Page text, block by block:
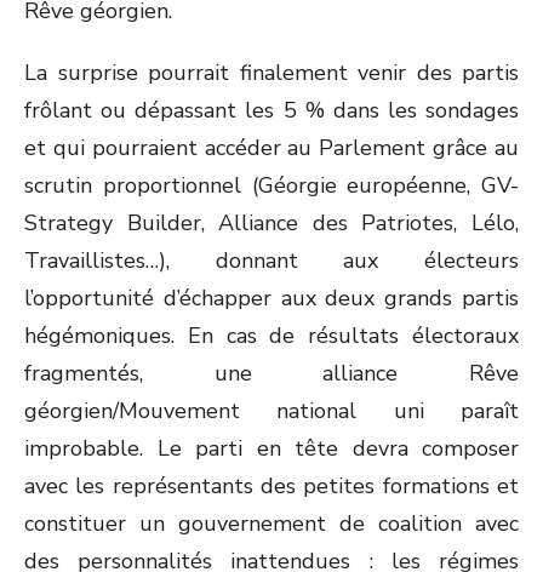
Rêve géorgien.
La surprise pourrait finalement venir des partis
frôlant ou dépassant les 5 % dans les sondages
et qui pourraient accéder au Parlement grâce au
scrutin proportionnel (Géorgie européenne, GV-
Strategy Builder, Alliance des Patriotes, Lélo,
Travaillistes…), donnant aux électeurs
l’opportunité d’échapper aux deux grands partis
hégémoniques. En cas de résultats électoraux
fragmentés, une alliance Rêve
géorgien/Mouvement national uni paraît
improbable. Le parti en tête devra composer
avec les représentants des petites formations et
constituer un gouvernement de coalition avec
des personnalités inattendues : les régimes